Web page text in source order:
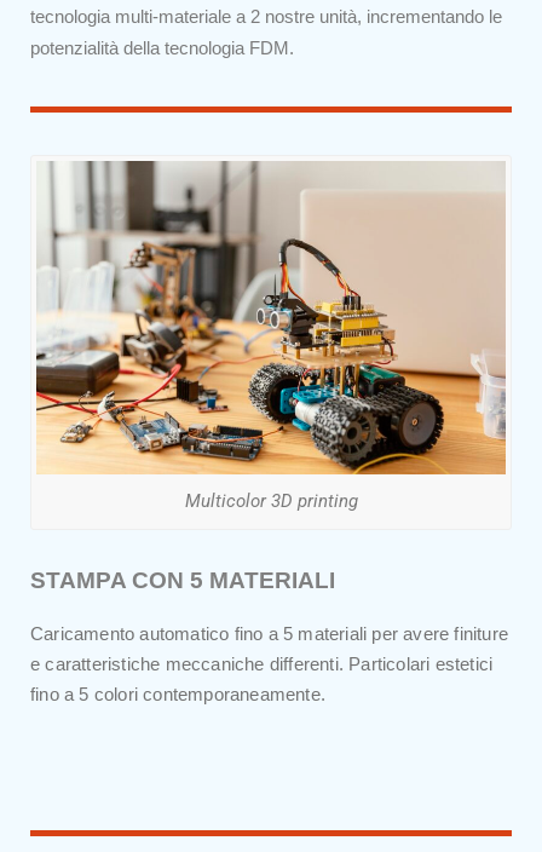
tecnologia multi-materiale a 2 nostre unità, incrementando le
potenzialità della tecnologia FDM.
Multicolor 3D printing
STAMPA CON 5 MATERIALI
Caricamento automatico fino a 5 materiali per avere finiture
e caratteristiche meccaniche differenti. Particolari estetici
fino a 5 colori contemporaneamente.